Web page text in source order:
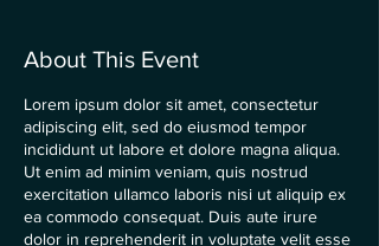
About This Event
Lorem ipsum dolor sit amet, consectetur
adipiscing elit, sed do eiusmod tempor
incididunt ut labore et dolore magna aliqua.
Ut enim ad minim veniam, quis nostrud
exercitation ullamco laboris nisi ut aliquip ex
ea commodo consequat. Duis aute irure
dolor in reprehenderit in voluptate velit esse